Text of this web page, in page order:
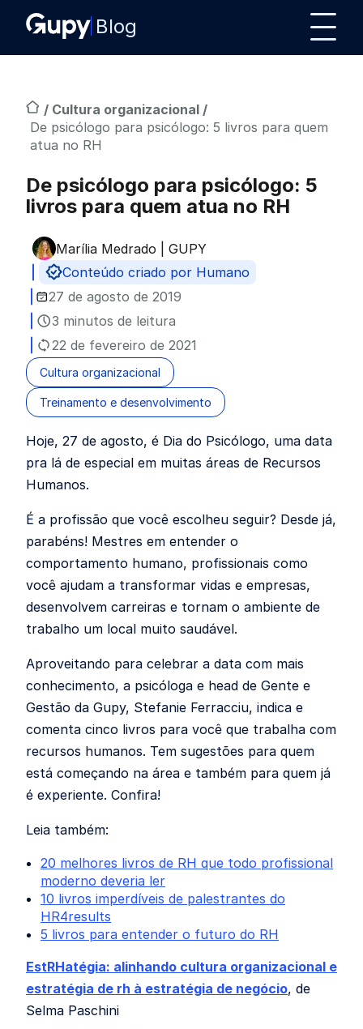
Blog
/ Cultura organizacional /
De psicólogo para psicólogo: 5 livros para quem
atua no RH
De psicólogo para psicólogo: 5
livros para quem atua no RH
Publicado por
Marília Medrado | GUPY
Conteúdo criado por Humano
27 de agosto de 2019
3 minutos de leitura
22 de fevereiro de 2021
Cultura organizacional
Treinamento e desenvolvimento
Hoje, 27 de agosto, é Dia do Psicólogo, uma data
pra lá de especial em muitas áreas de Recursos
Humanos.
É a profissão que você escolheu seguir? Desde já,
parabéns! Mestres em entender o
comportamento humano, profissionais como
você ajudam a transformar vidas e empresas,
desenvolvem carreiras e tornam o ambiente de
trabalho um local muito saudável.
Aproveitando para celebrar a data com mais
conhecimento, a psicóloga e head de Gente e
Gestão da Gupy, Stefanie Ferracciu, indica e
comenta cinco livros para você que trabalha com
recursos humanos. Tem sugestões para quem
está começando na área e também para quem já
é experiente. Confira!
Leia também:
20 melhores livros de RH que todo profissional
moderno deveria ler
10 livros imperdíveis de palestrantes do
HR4results
5 livros para entender o futuro do RH
EstRHatégia: alinhando cultura organizacional e
estratégia de rh à estratégia de negócio, de
Selma Paschini